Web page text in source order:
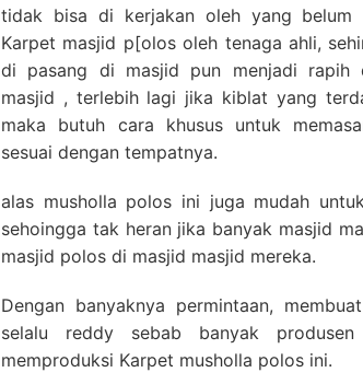
tidak bisa di kerjakan oleh yang belum
Karpet masjid p[olos oleh tenaga ahli,
di pasang di masjid pun menjadi rapih
masjid , terlebih lagi jika kiblat yang
maka butuh cara khusus untuk
sesuai dengan tempatnya.
alas musholla polos ini juga mudah
sehoingga tak heran jika banyak masjid
masjid polos di masjid masjid mereka.
Dengan banyaknya permintaan,
selalu reddy sebab banyak
memproduksi Karpet musholla polos ini.